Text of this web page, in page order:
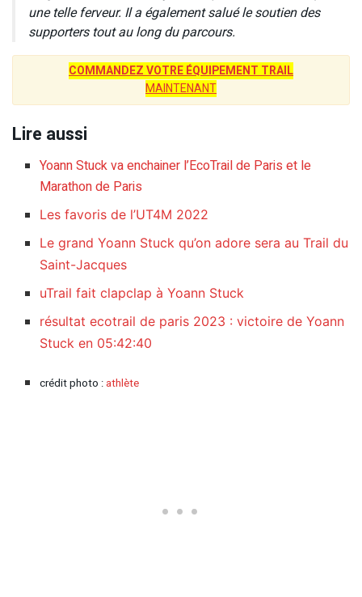
une telle ferveur. Il a également salué le soutien des
supporters tout au long du parcours.
COMMANDEZ VOTRE ÉQUIPEMENT TRAIL
MAINTENANT
Lire aussi
Yoann Stuck va enchainer l’EcoTrail de Paris et le
Marathon de Paris
Les favoris de l’UT4M 2022
Le grand Yoann Stuck qu’on adore sera au Trail du
Saint-Jacques
uTrail fait clapclap à Yoann Stuck
résultat ecotrail de paris 2023 : victoire de Yoann
Stuck en 05:42:40
crédit photo :athlète